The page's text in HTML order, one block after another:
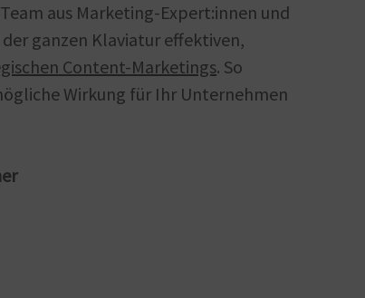
aus Marketing-Expert:innen und
ganzen Klaviatur effektiven,
Content-Marketings. So
Wirkung für Ihr Unternehmen